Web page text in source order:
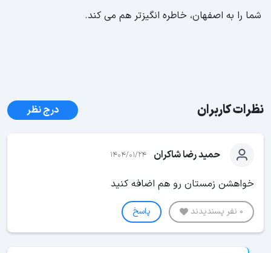
شما را به اصفهان، خاطره انگیزتر هم می کند.
نظرات کاربران درج نظر
حمید رضا شاکران 1404/01/24
خواهشن زمستان رو هم اضافه کنید
0 نفر پسندیدند پاسخ